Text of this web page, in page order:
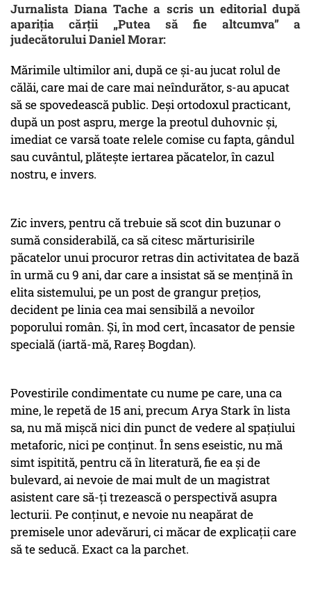
Jurnalista Diana Tache a scris un editorial după
apariția cărții „Putea să fie altcumva” a
judecătorului Daniel Morar:
Mărimile ultimilor ani, după ce și-au jucat rolul de
călăi, care mai de care mai neîndurător, s-au apucat
să se spovedească public. Deși ortodoxul practicant,
după un post aspru, merge la preotul duhovnic și,
imediat ce varsă toate relele comise cu fapta, gândul
sau cuvântul, plătește iertarea păcatelor, în cazul
nostru, e invers.
Zic invers, pentru că trebuie să scot din buzunar o
sumă considerabilă, ca să citesc mărturisirile
păcatelor unui procuror retras din activitatea de bază
în urmă cu 9 ani, dar care a insistat să se mențină în
elita sistemului, pe un post de grangur prețios,
decident pe linia cea mai sensibilă a nevoilor
poporului român. Și, în mod cert, încasator de pensie
specială (iartă-mă, Rareș Bogdan).
Povestirile condimentate cu nume pe care, una ca
mine, le repetă de 15 ani, precum Arya Stark în lista
sa, nu mă mișcă nici din punct de vedere al spațiului
metaforic, nici pe conținut. În sens eseistic, nu mă
simt ispitită, pentru că în literatură, fie ea și de
bulevard, ai nevoie de mai mult de un magistrat
asistent care să-ți trezească o perspectivă asupra
lecturii. Pe conținut, e nevoie nu neapărat de
premisele unor adevăruri, ci măcar de explicații care
să te seducă. Exact ca la parchet.